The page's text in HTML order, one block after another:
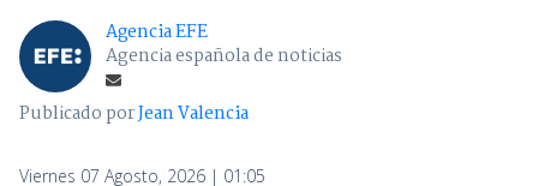
Agencia EFE
Agencia española de noticias
Publicado porJean Valencia
Viernes 07 Agosto, 2026 | 01:05